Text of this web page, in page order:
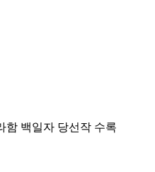
백일자 당선작 수록